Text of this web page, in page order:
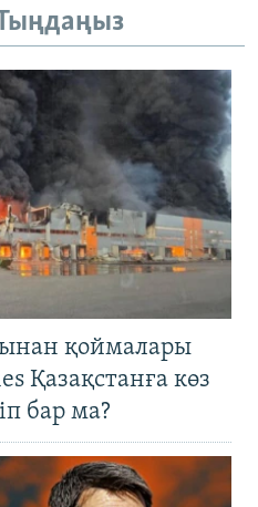
қоймалары
Қазақстанға көз
бар ма?